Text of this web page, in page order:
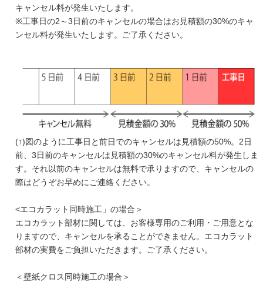
キャンセル料が発生いたします。
※工事日の2～3日前のキャンセルの場合はお見積額の30%のキャ
ンセル料が発生いたします。ご了承ください。
(↑)図のように工事日と前日でのキャンセルは見積額の50%。2日
前、3日前のキャンセルは見積額の30%のキャンセル料が発生しま
す。それ以前のキャンセルは無料で承りますので、キャンセルの
際はどうぞお早めにご連絡ください。
<エコカラット同時施工」の場合＞
エコカラット部材に関しては、お客様専用のご利用・ご用意とな
りますので、キャンセルを承ることができません。エコカラット
部材の実費をご負担いただきます。ご了承ください。
＜壁紙クロス同時施工の場合＞